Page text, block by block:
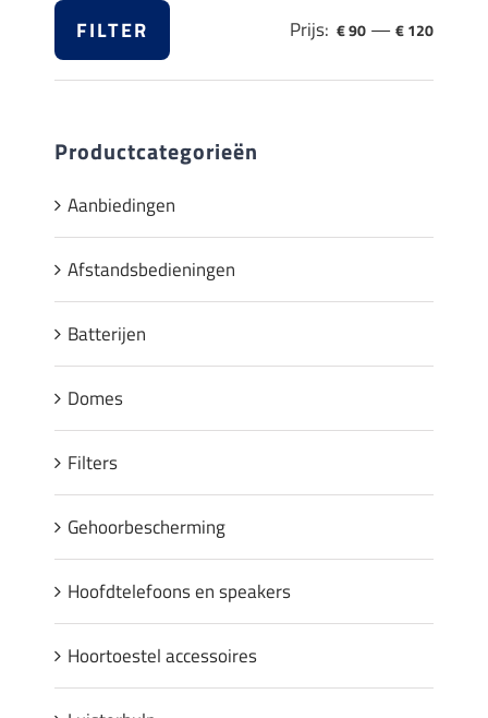
Min.
prijs
Max.
prijs
FILTER Prijs: € 90 —€ 120
Productcategorieën
Aanbiedingen
Afstandsbedieningen
Batterijen
Domes
Filters
Gehoorbescherming
Hoofdtelefoons en speakers
Hoortoestel accessoires